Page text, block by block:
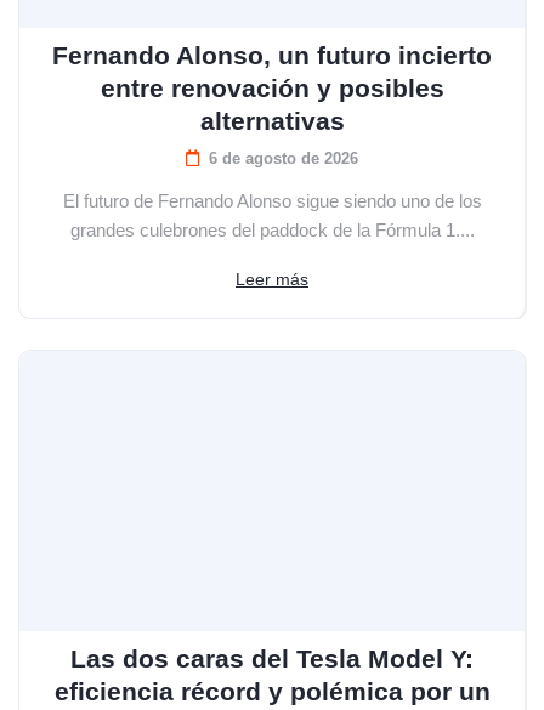
Fernando Alonso, un futuro incierto
entre renovación y posibles
alternativas
6 de agosto de 2026
El futuro de Fernando Alonso sigue siendo uno de los
grandes culebrones del paddock de la Fórmula 1....
Leer más
Las dos caras del Tesla Model Y:
eficiencia récord y polémica por un